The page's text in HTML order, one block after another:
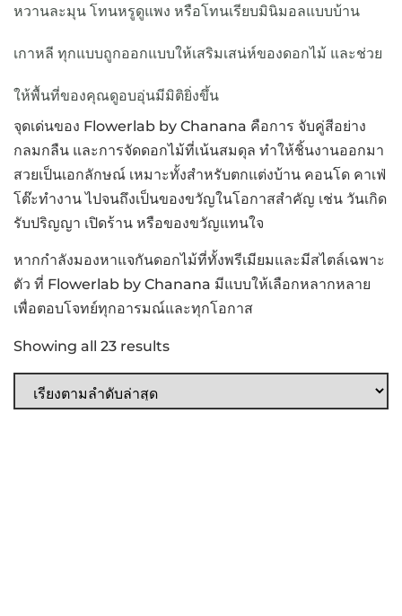
หวานละมุน โทนหรูดูแพง หรือโทนเรียบมินิมอลแบบบ้าน
เกาหลี ทุกแบบถูกออกแบบให้เสริมเสน่ห์ของดอกไม้ และช่วย
ให้พื้นที่ของคุณดูอบอุ่นมีมิติยิ่งขึ้น
จุดเด่นของ Flowerlab by Chanana คือการ จับคู่สีอย่าง
กลมกลืน และการจัดดอกไม้ที่เน้นสมดุล ทำให้ชิ้นงานออกมา
สวยเป็นเอกลักษณ์ เหมาะทั้งสำหรับตกแต่งบ้าน คอนโด คาเฟ่
โต๊ะทำงาน ไปจนถึงเป็นของขวัญในโอกาสสำคัญ เช่น วันเกิด
รับปริญญา เปิดร้าน หรือของขวัญแทนใจ
หากกำลังมองหาแจกันดอกไม้ที่ทั้งพรีเมียมและมีสไตล์เฉพาะ
ตัว ที่ Flowerlab by Chanana มีแบบให้เลือกหลากหลาย
เพื่อตอบโจทย์ทุกอารมณ์และทุกโอกาส
Showing all 23 results